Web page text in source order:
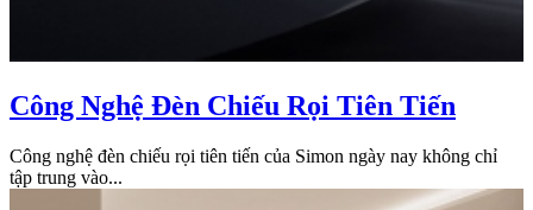
Công Nghệ Đèn Chiếu Rọi Tiên Tiến
Công nghệ đèn chiếu rọi tiên tiến của Simon ngày nay không chỉ
tập trung vào...